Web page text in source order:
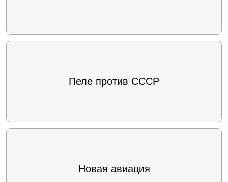
Пеле против СССР
Новая авиация